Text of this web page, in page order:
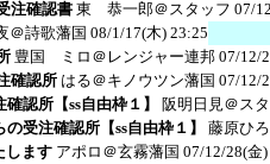
注確認書 東 恭一郎＠スタッフ 07/
＠詩歌藩国 08/1/17(木) 23:25
豊国 ミロ＠レンジャー連邦 07/12/
確認所 はる＠キノウツン藩国 07/12/
認所【ss自由枠１】
阪明日見＠ス
受注確認所【ss自由枠１】
藤原ひ
します アポロ＠玄霧藩国 07/12/28(金